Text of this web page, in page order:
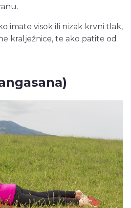
imate visok ili nizak krvni tlak,
kralježnice, te ako patite od